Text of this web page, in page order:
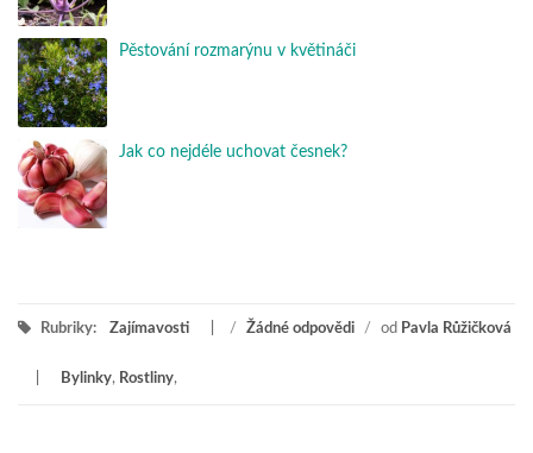
Pěstování rozmarýnu v květináči
Jak co nejdéle uchovat česnek?
Rubriky: Zajímavosti / Žádné odpovědi / od Pavla Růžičková
Bylinky, Rostliny,